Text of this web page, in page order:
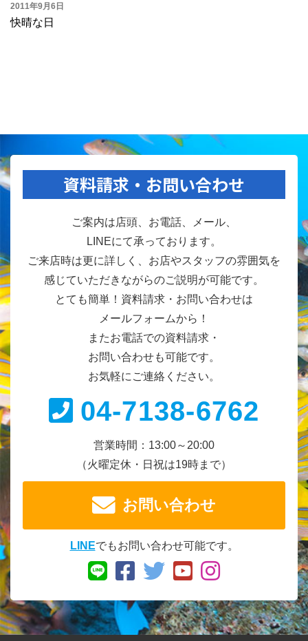
2011年9月6日
快晴な日
資料請求・お問い合わせ
ご案内は店頭、お電話、メール、
LINEにて承っております。
ご来店時は更に詳しく、お店やスタッフの雰囲気を
感じていただきながらのご説明が可能です。
とても簡単！資料請求・お問い合わせは
メールフォームから！
またお電話での資料請求・
お問い合わせも可能です。
お気軽にご連絡ください。
04-7138-6762
営業時間：13:00～20:00
（火曜定休・日祝は19時まで）
お問い合わせ
LINEでもお問い合わせ可能です。